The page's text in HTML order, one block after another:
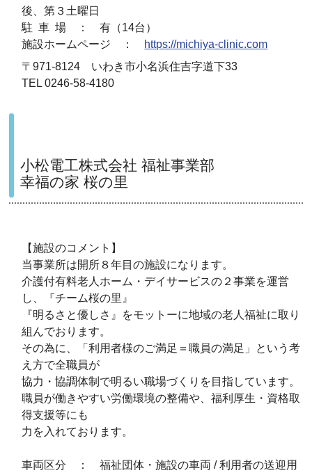
後、第３土曜日
駐 車 場 ： 有（14台）
施設ホームページ ： https://michiya-clinic.com
〒971-8124 いわき市小名浜住吉字道下33
TEL 0246-58-4180
小松電工株式会社 福祉事業部
幸福の家 桜の里
【施設のコメント】
当事業所は開所８年目の施設になります。
介護付有料老人ホーム・デイサービスの２事業を運営
し、『チーム桜の里』
『明るさと優しさ』をモットーに地域の老人福祉に取り
組んでおります。
その為に、「利用者様のご満足＝職員の満足」という考
え方で全職員が
協力・協調体制で明るい職場づくりを目指しています。
職員が働きやすい労働環境の整備や、福利厚生・資格取
得支援等にも
力を入れております。
車両区分 ： 福祉団体・施設の車両 / 利用者の送迎用